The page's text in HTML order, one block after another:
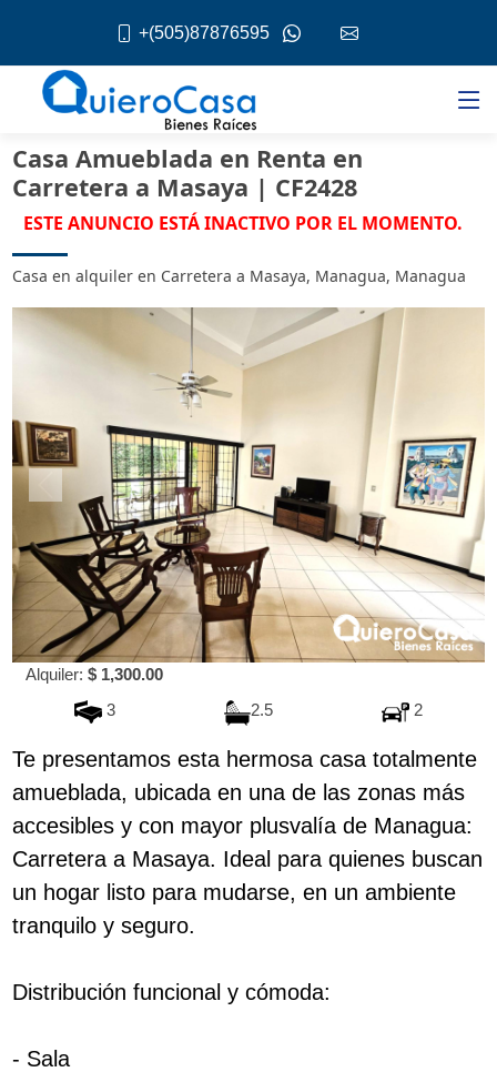
+(505)87876595
Casa Amueblada en Renta en
Carretera a Masaya | CF2428
ESTE ANUNCIO ESTÁ INACTIVO POR EL MOMENTO.
Casa en alquiler en Carretera a Masaya, Managua, Managua
Alquiler: $ 1,300.00
3
2.5 2
Te presentamos esta hermosa casa totalmente
amueblada, ubicada en una de las zonas más
accesibles y con mayor plusvalía de Managua:
Carretera a Masaya. Ideal para quienes buscan
un hogar listo para mudarse, en un ambiente
tranquilo y seguro.
Distribución funcional y cómoda:
- Sala